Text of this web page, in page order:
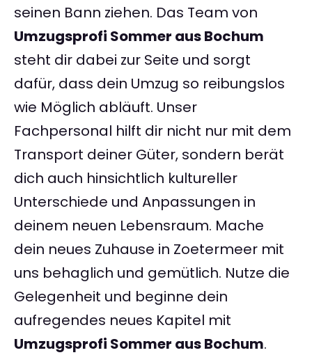
seinen Bann ziehen. Das Team von
Umzugsprofi Sommer aus Bochum
steht dir dabei zur Seite und sorgt
dafür, dass dein Umzug so reibungslos
wie Möglich abläuft. Unser
Fachpersonal hilft dir nicht nur mit dem
Transport deiner Güter, sondern berät
dich auch hinsichtlich kultureller
Unterschiede und Anpassungen in
deinem neuen Lebensraum. Mache
dein neues Zuhause in Zoetermeer mit
uns behaglich und gemütlich. Nutze die
Gelegenheit und beginne dein
aufregendes neues Kapitel mit
Umzugsprofi Sommer aus Bochum.